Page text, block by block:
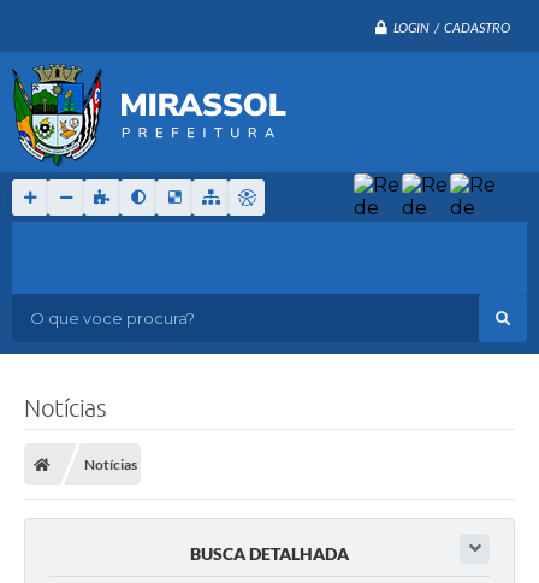
LOGIN / CADASTRO
O que voce procura?
Notícias
Notícias
BUSCA DETALHADA